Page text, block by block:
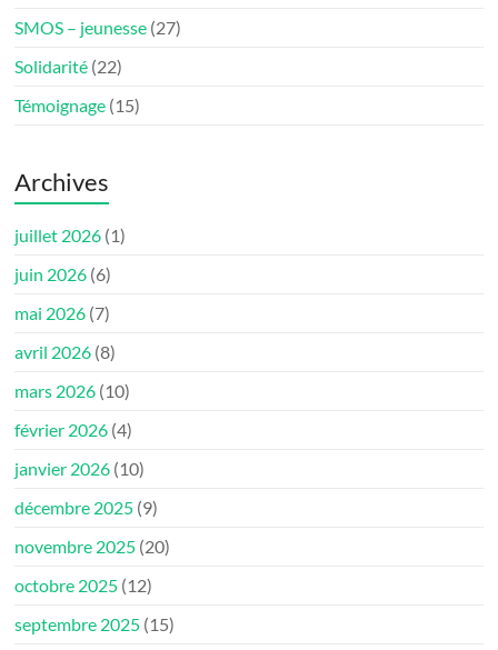
SMOS – jeunesse (27)
Solidarité (22)
Témoignage (15)
Archives
juillet 2026 (1)
juin 2026 (6)
mai 2026 (7)
avril 2026 (8)
mars 2026 (10)
février 2026 (4)
janvier 2026 (10)
décembre 2025 (9)
novembre 2025 (20)
octobre 2025 (12)
septembre 2025 (15)